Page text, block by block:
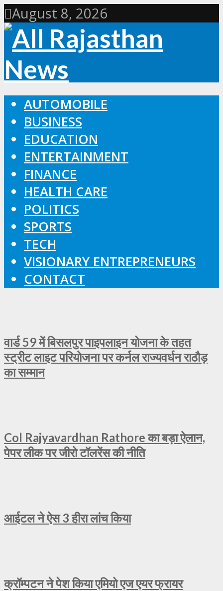
August 8, 2026
AUTOMOBILE
BUSINESS
EDUCATION
ENTERTAINMENT
FINANCE
HEALTH CARE
POLITICS
SPORTS
TECH
VISIONARY ENTREPRENEURS
CONTACT
वार्ड 59 में बिसलपुर पाइपलाइन योजना के तहत
स्ट्रीट लाइट परियोजना पर कर्नल राज्यवर्धन राठौड़
का सम्मान
Col Rajyavardhan Rathore का बड़ा ऐलान,
पेपर लीक पर जीरो टॉलरेंस की नीति
आईटल ने ऐस 3 हीरा लांच किया
क्रॉम्पटन ने पेश किया एमियो एज एयर फ्रायर